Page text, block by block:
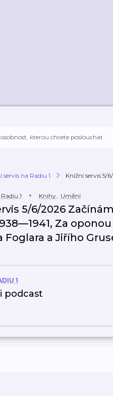
servis na Radiu 1 Knižní servis 5/
1 Knihy, Umění
5/6/2026
Za
Foglara a Jiřího
1
podcast